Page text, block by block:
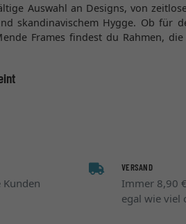
Auswahl an Designs, von
skandinavischem Hygge. Ob für
Frames findest du Rahmen,
Kunden
VERSAND
Immer 8,90
egal wie viel